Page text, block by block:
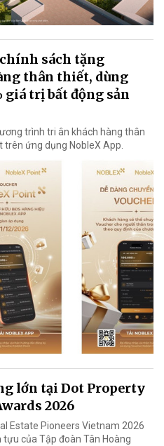
sách tặng
thân thiết, dùng
giá trị bất động sản
trình tri ân khách hàng thân
ứng dụng NobleX App.
lớn tại Dot Property
2026
Estate Pioneers Vietnam 2026
của Tập đoàn Tân Hoàng